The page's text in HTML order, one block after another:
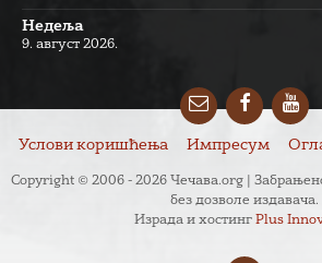
Недеља
9. август 2026.
EmailFacebook
Услови коришћења Импресум
Copyright © 2006 - 2026 Чечава.org |
без дозволе издавача.
Израда и хостинг Plus